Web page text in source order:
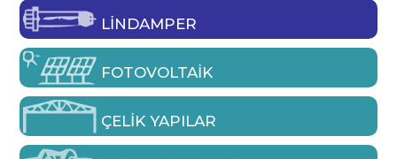
LINDAMPER
FOTOVOLTAIK
ÇELIK YAPILAR